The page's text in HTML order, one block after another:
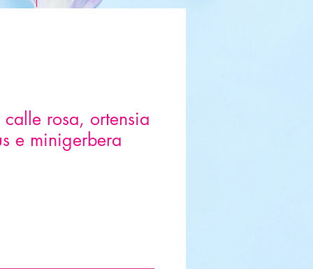
calle rosa, ortensia
e minigerbera